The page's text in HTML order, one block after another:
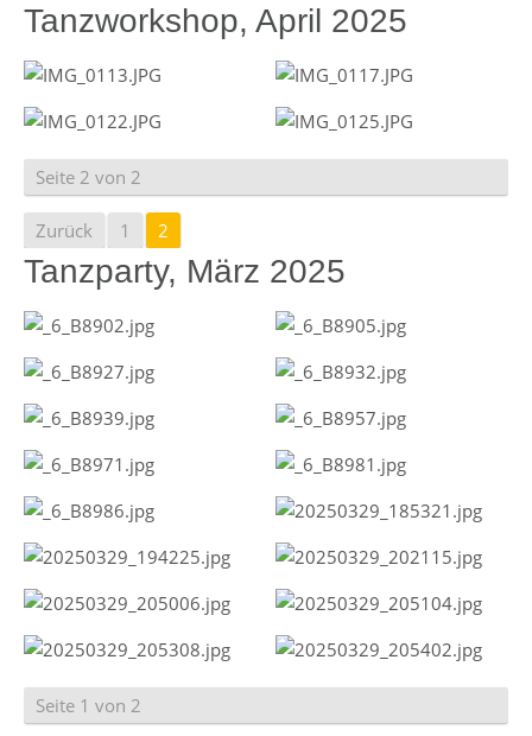
Tanzworkshop, April 2025
Seite 2 von 2
Zurück 1 2
Tanzparty, März 2025
Seite 1 von 2